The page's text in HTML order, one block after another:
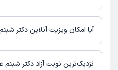
اطلاعاتی درباره محل فعالیت دکتر شبنم
نیست.
آیا امکان ویزیت آنلاین دکتر
در حال حاضر اطلاعاتی درباره ارائه
دسترس نیست. برای دریافت اطلاعات
نزدیک‌ترین نوبت آزاد دکتر